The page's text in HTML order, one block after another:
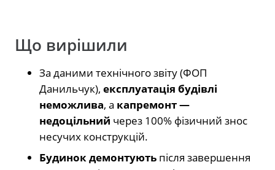
Що вирішили
За даними технічного звіту (ФОП
Данильчук), експлуатація будівлі
неможлива, а капремонт —
недоцільний через 100% фізичний знос
несучих конструкцій.
Будинок демонтують після завершення